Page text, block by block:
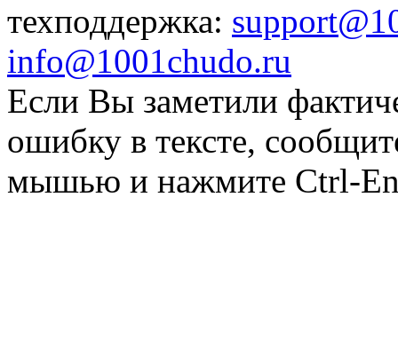
техподдержка:
info@1001chudo.ru
Если Вы заметили
ошибку в тексте,
мышью и нажмите Ctrl-